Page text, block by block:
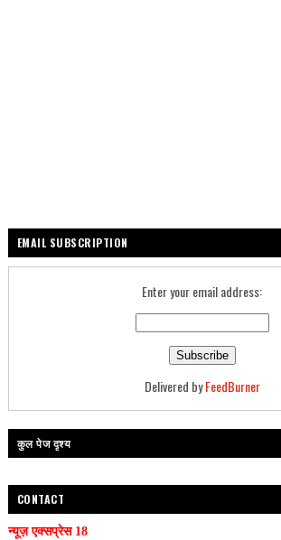
EMAIL SUBSCRIPTION
Enter your email address:
Delivered byFeedBurner
कुल पेज दृश्य
CONTACT
न्यूज़ एक्सप्रेस 18